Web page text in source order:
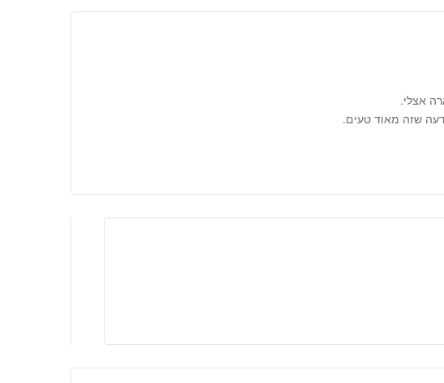
אצלי.
שזה מאוד טעים.